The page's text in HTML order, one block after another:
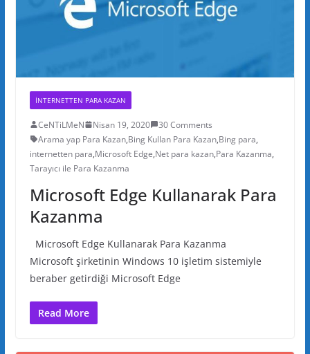
INTERNETTEN PARA KAZAN
CeNTiLMeN Nisan 19, 2020
30 Comments
Arama yap Para Kazan,Bing Kullan Para Kazan,Bing para,
internetten para,Microsoft Edge,Net para kazan,Para Kazanma,
Tarayıcı ile Para Kazanma
Microsoft Edge Kullanarak Para
Kazanma
Microsoft Edge Kullanarak Para Kazanma
Microsoft şirketinin Windows 10 işletim sistemiyle
beraber getirdiği Microsoft Edge
Read More